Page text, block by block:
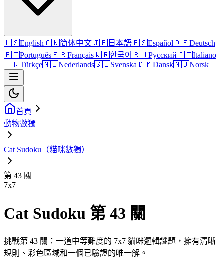
🇺🇸English🇨🇳简体中文🇯🇵 日本語🇪🇸Español🇩🇪Deutsch
🇵🇹Português🇫🇷Français🇰🇷한국어🇷🇺Русский🇮🇹Italiano
🇹🇷Türkçe🇳🇱Nederlands🇸🇪Svenska🇩🇰Dansk🇳🇴Norsk
首頁
動物數獨
Cat Sudoku（貓咪數獨）
第 43 關
7x7
Cat Sudoku 第 43 關
挑戰第 43 關：一道中等難度的 7x7 貓咪邏輯謎題，擁有清晰
規則、彩色區域和一個已驗證的唯一解。